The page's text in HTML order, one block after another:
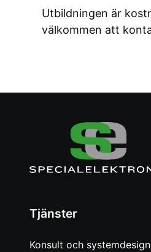
Utbildningen är
välkommen att
Tjänster
Konsult och systemdesign